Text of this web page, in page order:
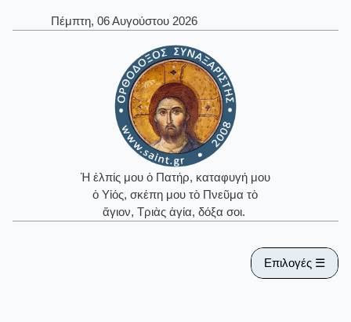
Πέμπτη, 06 Αυγούστου 2026
Ἡ ἐλπίς μου ὁ Πατήρ, καταφυγή μου
ὁ Υἱός, σκέπη μου τὸ Πνεῦμα τὸ
ἅγιον, Τριὰς ἁγία, δόξα σοι.
Επιλογές ☰